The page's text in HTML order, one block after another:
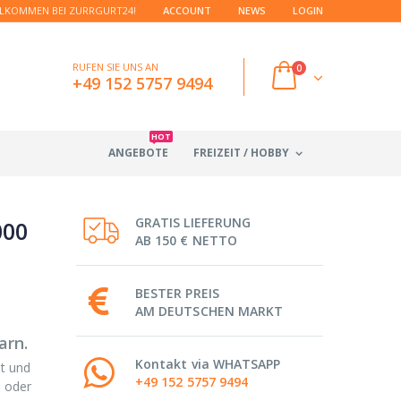
BEI ZURRGURT24! ACCOUNT NEWS LOGIN
RUFEN SIE UNS AN
+49 152 5757 9494
0
FREIZEIT / HOBBY
ANGEBOTE
HOT
und
oder
GRATIS LIEFERUNG
AB 150 € NETTO
BESTER PREIS
AM DEUTSCHEN MARKT
Kontakt via WHATSAPP
+49 152 5757 9494